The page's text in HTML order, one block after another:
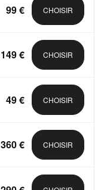
99 € CHOISIR
149 € CHOISIR
49 € CHOISIR
360 € CHOISIR